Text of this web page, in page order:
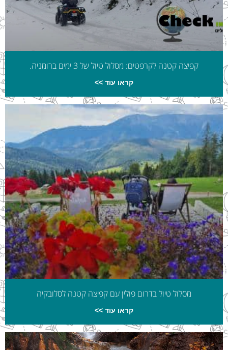
קפיצה קטנה לקרפטים: מסלול טיול של 3 ימים ברומניה.
קראו עוד >>
מסלול טיול בדרום פולין עם קפיצה קטנה לסלובקיה
קראו עוד >>